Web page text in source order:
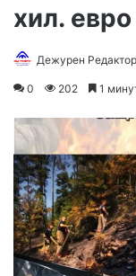
хил. евро
Дежурен Редактор
0 202 1